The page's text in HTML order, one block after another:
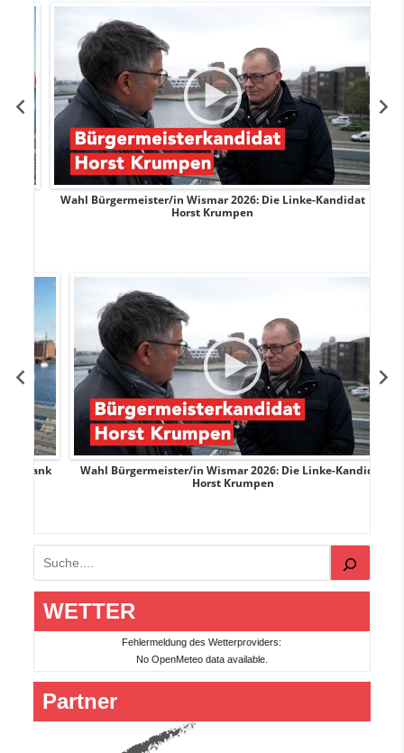
Wahl Bürgermeister/in Wismar 2026: Die Linke-Kandidat
Horst Krumpen
Wahl Bürgermeister/in Wismar 2026: Die Linke-Kandidat
Horst Krumpen
Suchen
WETTER
Fehlermeldung des Wetterproviders:
No OpenMeteo data available.
Partner